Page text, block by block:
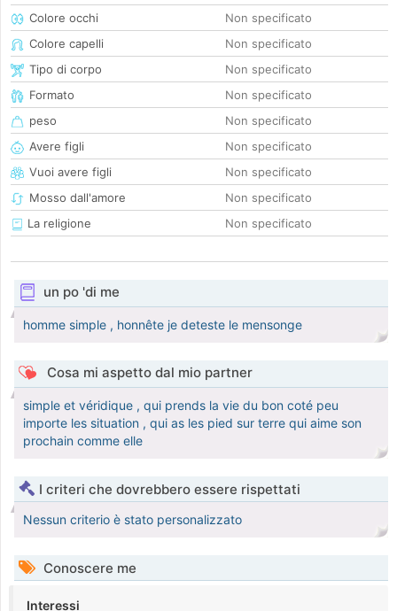
Colore occhi
Non specificato
Colore capelli
Non specificato
Tipo di corpo
Non specificato
Formato
Non specificato
peso
Non specificato
Avere figli
Non specificato
Vuoi avere figli
Non specificato
Mosso dall'amore
Non specificato
La religione
Non specificato
un po 'di me
homme simple , honnête je deteste le mensonge
Cosa mi aspetto dal mio partner
simple et véridique , qui prends la vie du bon coté peu
importe les situation , qui as les pied sur terre qui aime son
prochain comme elle
I criteri che dovrebbero essere rispettati
Nessun criterio è stato personalizzato
Conoscere me
Interessi